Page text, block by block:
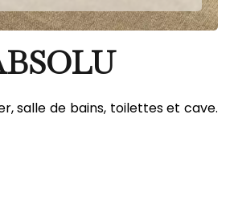
salle de bains, toilettes et cave.